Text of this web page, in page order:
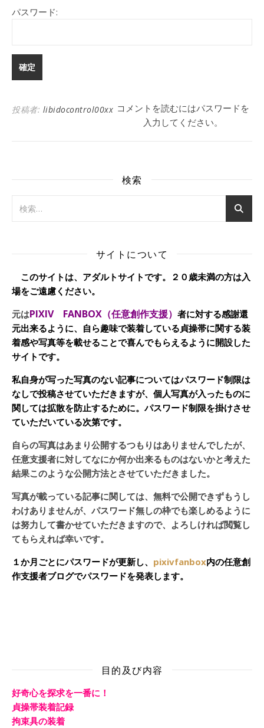
パスワード:
投稿者: libidocontrol00xx コメントを読むにはパスワードを
入力してください。
検索
サイトについて
このサイトは、アダルトサイトです。２０歳未満の方は入
場をご遠慮ください。
元はPIXIV FANBOX（任意創作支援） 者に対する感謝還
元出来るように、自ら趣味で装着している貞操帯に関する装
着感や写真等を載せることで喜んでもらえるように開設した
サイトです。
私自身が写った写真のない記事についてはパスワード制限は
なしで投稿させていただきますが、個人写真が入ったものに
関しては拡散を防止するために。パスワード制限を掛けさせ
ていただいている次第です。
自らの写真はあまり公開するつもりはありませんでしたが、
任意支援者に対してなにか何か出来るものはないかと考えた
結果このような公開方法とさせていただきました。
写真が載っている記事に関しては、無料で公開できずもうし
わけありませんが、パスワード無しの枠でも楽しめるように
は努力して書かせていただきますので、よろしければ閲覧し
てもらえれば幸いです。
１か月ごとにパスワードが更新し、 pixivfanbox内の任意創
作支援者ブログでパスワードを発表します。
目的及び内容
好奇心を探求を一番に！
貞操帯装着記録
拘束具の装着